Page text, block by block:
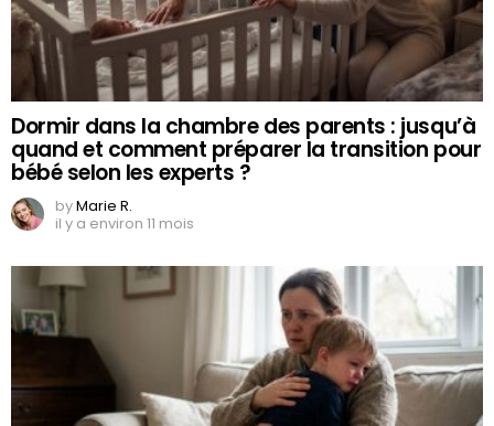
Dormir dans la chambre des parents : jusqu’à
quand et comment préparer la transition pour
bébé selon les experts ?
byMarie R.
il y a environ 11 mois